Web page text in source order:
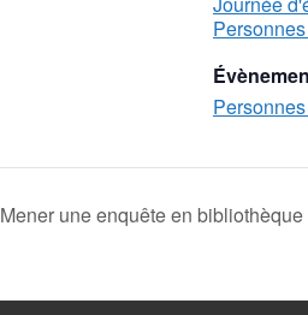
Mener une enquête en bibliothèque